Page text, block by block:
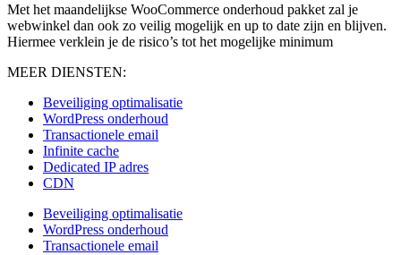
Met het maandelijkse WooCommerce onderhoud pakket zal je
webwinkel dan ook zo veilig mogelijk en up to date zijn en blijven.
Hiermee verklein je de risico’s tot het mogelijke minimum
MEER DIENSTEN:
Beveiliging optimalisatie
WordPress onderhoud
Transactionele email
Infinite cache
Dedicated IP adres
CDN
Beveiliging optimalisatie
WordPress onderhoud
Transactionele email